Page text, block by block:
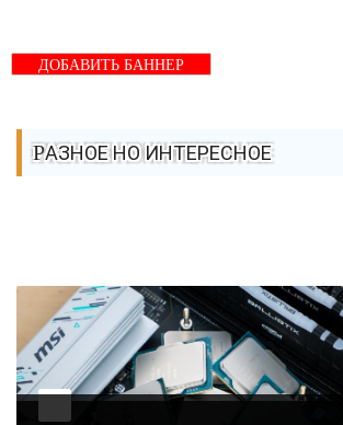
ДОБАВИТЬ БАННЕР
РАЗНОЕ НО ИНТЕРЕСНОЕ